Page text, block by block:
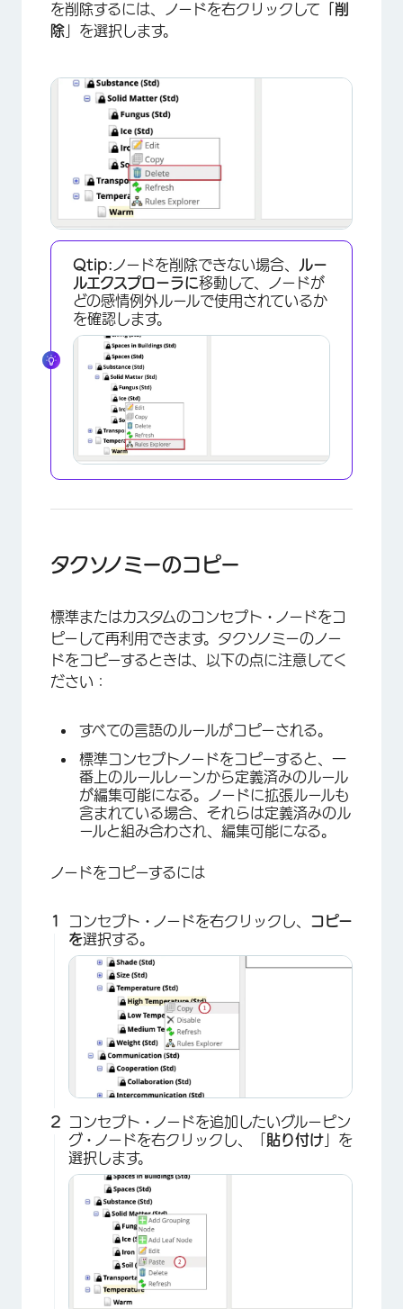
×
を削除するには、ノードを右クリックして 「削
除 」を選択します。
Qtip: ノードを削除できない場合、
ルー
ルエクスプローラに移動して、ノードが
どの感情例外ルールで使用されているか
を確認します。
×
タクソノミーのコピー
標準またはカスタムのコンセプト・ノードをコ
ピーして再利用できます。タクソノミーのノー
ドをコピーするときは、以下の点に注意してく
ださい：
すべての言語のルールがコピーされる。
標準コンセプトノードをコピーすると、一
番上のルールレーンから定義済みのルール
が編集可能になる。ノードに拡張ルールも
含まれている場合、それらは定義済みのル
ールと組み合わされ、編集可能になる。
ノードをコピーするには
コンセプト・ノードを右クリックし、
コピー
を選択する。
コンセプト・ノードを追加したいグルーピン
グ・ノードを右クリックし、「
貼り付け 」を
選択します。